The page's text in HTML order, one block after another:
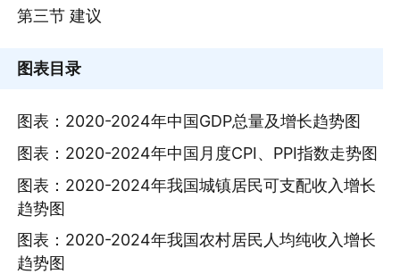
第三节 建议
图表目录
图表：2020-2024年中国GDP总量及增长趋势图
图表：2020-2024年中国月度CPI、PPI指数走势图
图表：2020-2024年我国城镇居民可支配收入增长
趋势图
图表：2020-2024年我国农村居民人均纯收入增长
趋势图